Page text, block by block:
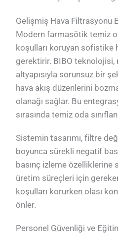
Gelişmiş Hava Filtrasyonu
Modern farmasötik temiz
koşulları koruyan sofistike
gerektirir. BIBO teknolojisi,
altyapısıyla sorunsuz bir
hava akış düzenlerini
olanağı sağlar. Bu
sırasında temiz oda
Sistemin tasarımı, filtre
boyunca sürekli negatif
basınç izleme
üretim süreçleri için
koşulları korurken olası
önler.
Personel Güvenliği ve